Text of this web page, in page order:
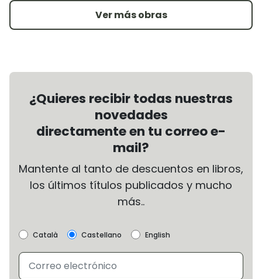
Ver más obras
¿Quieres recibir todas nuestras
novedades
directamente en tu correo e-
mail?
Mantente al tanto de descuentos en libros,
los últimos títulos publicados y mucho
más..
Català Castellano English